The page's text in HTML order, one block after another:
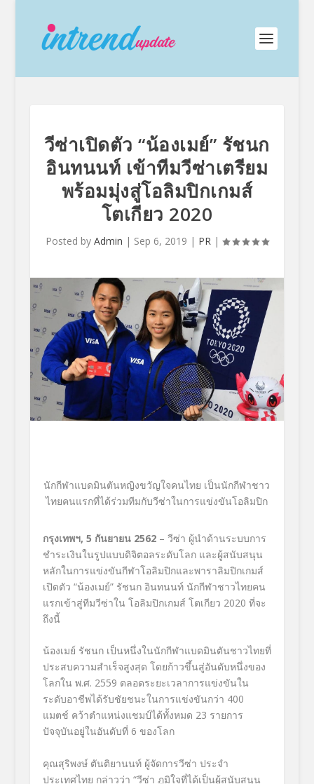
วีซ่าเปิดตัว “น้องเมย์” รัชนก
อินทนนท์ เข้าทีมวีซ่าเตรียม
พร้อมมุ่งสู่โอลิมปิกเกมส์
โตเกียว 2020
Posted by Admin | Sep 6, 2019 | PR|
นักกีฬาแบดมินตันหญิงขวัญใจคนไทย เป็นนักกีฬาชาว
ไทยคนแรกที่ได้ร่วมทีมกับวีซ่าในการแข่งขันโอลิมปิก
กรุงเทพฯ, 5 กันยายน 2562– วีซ่า ผู้นำด้านระบบการ
ชำระเงินในรูปแบบดิจิตอลระดับโลก และผู้สนับสนุน
หลักในการแข่งขันกีฬาโอลิมปิกและพาราลิมปิกเกมส์
เปิดตัว “น้องเมย์” รัชนก อินทนนท์ นักกีฬาชาวไทยคน
แรกเข้าสู่ทีมวีซ่าใน โอลิมปิกเกมส์ โตเกียว 2020 ที่จะ
ถึงนี้
น้องเมย์ รัชนก เป็นหนึ่งในนักกีฬาแบดมินตันชาวไทยที่
ประสบความสำเร็จสูงสุด โดยก้าวขึ้นสู่อันดับหนึ่งของ
โลกใน พ.ศ. 2559 ตลอดระยะเวลาการแข่งขันใน
ระดับอาชีพได้รับชัยชนะในการแข่งขันกว่า 400
แมตช์ คว้าตำแหน่งแชมป์ได้ทั้งหมด 23 รายการ
ปัจจุบันอยู่ในอันดับที่ 6 ของโลก
คุณสุริพงษ์ ตันติยานนท์ ผู้จัดการวีซ่า ประจำ
ประเทศไทย กล่าวว่า “วีซ่า ภูมิใจที่ได้เป็นผู้สนับสนุน